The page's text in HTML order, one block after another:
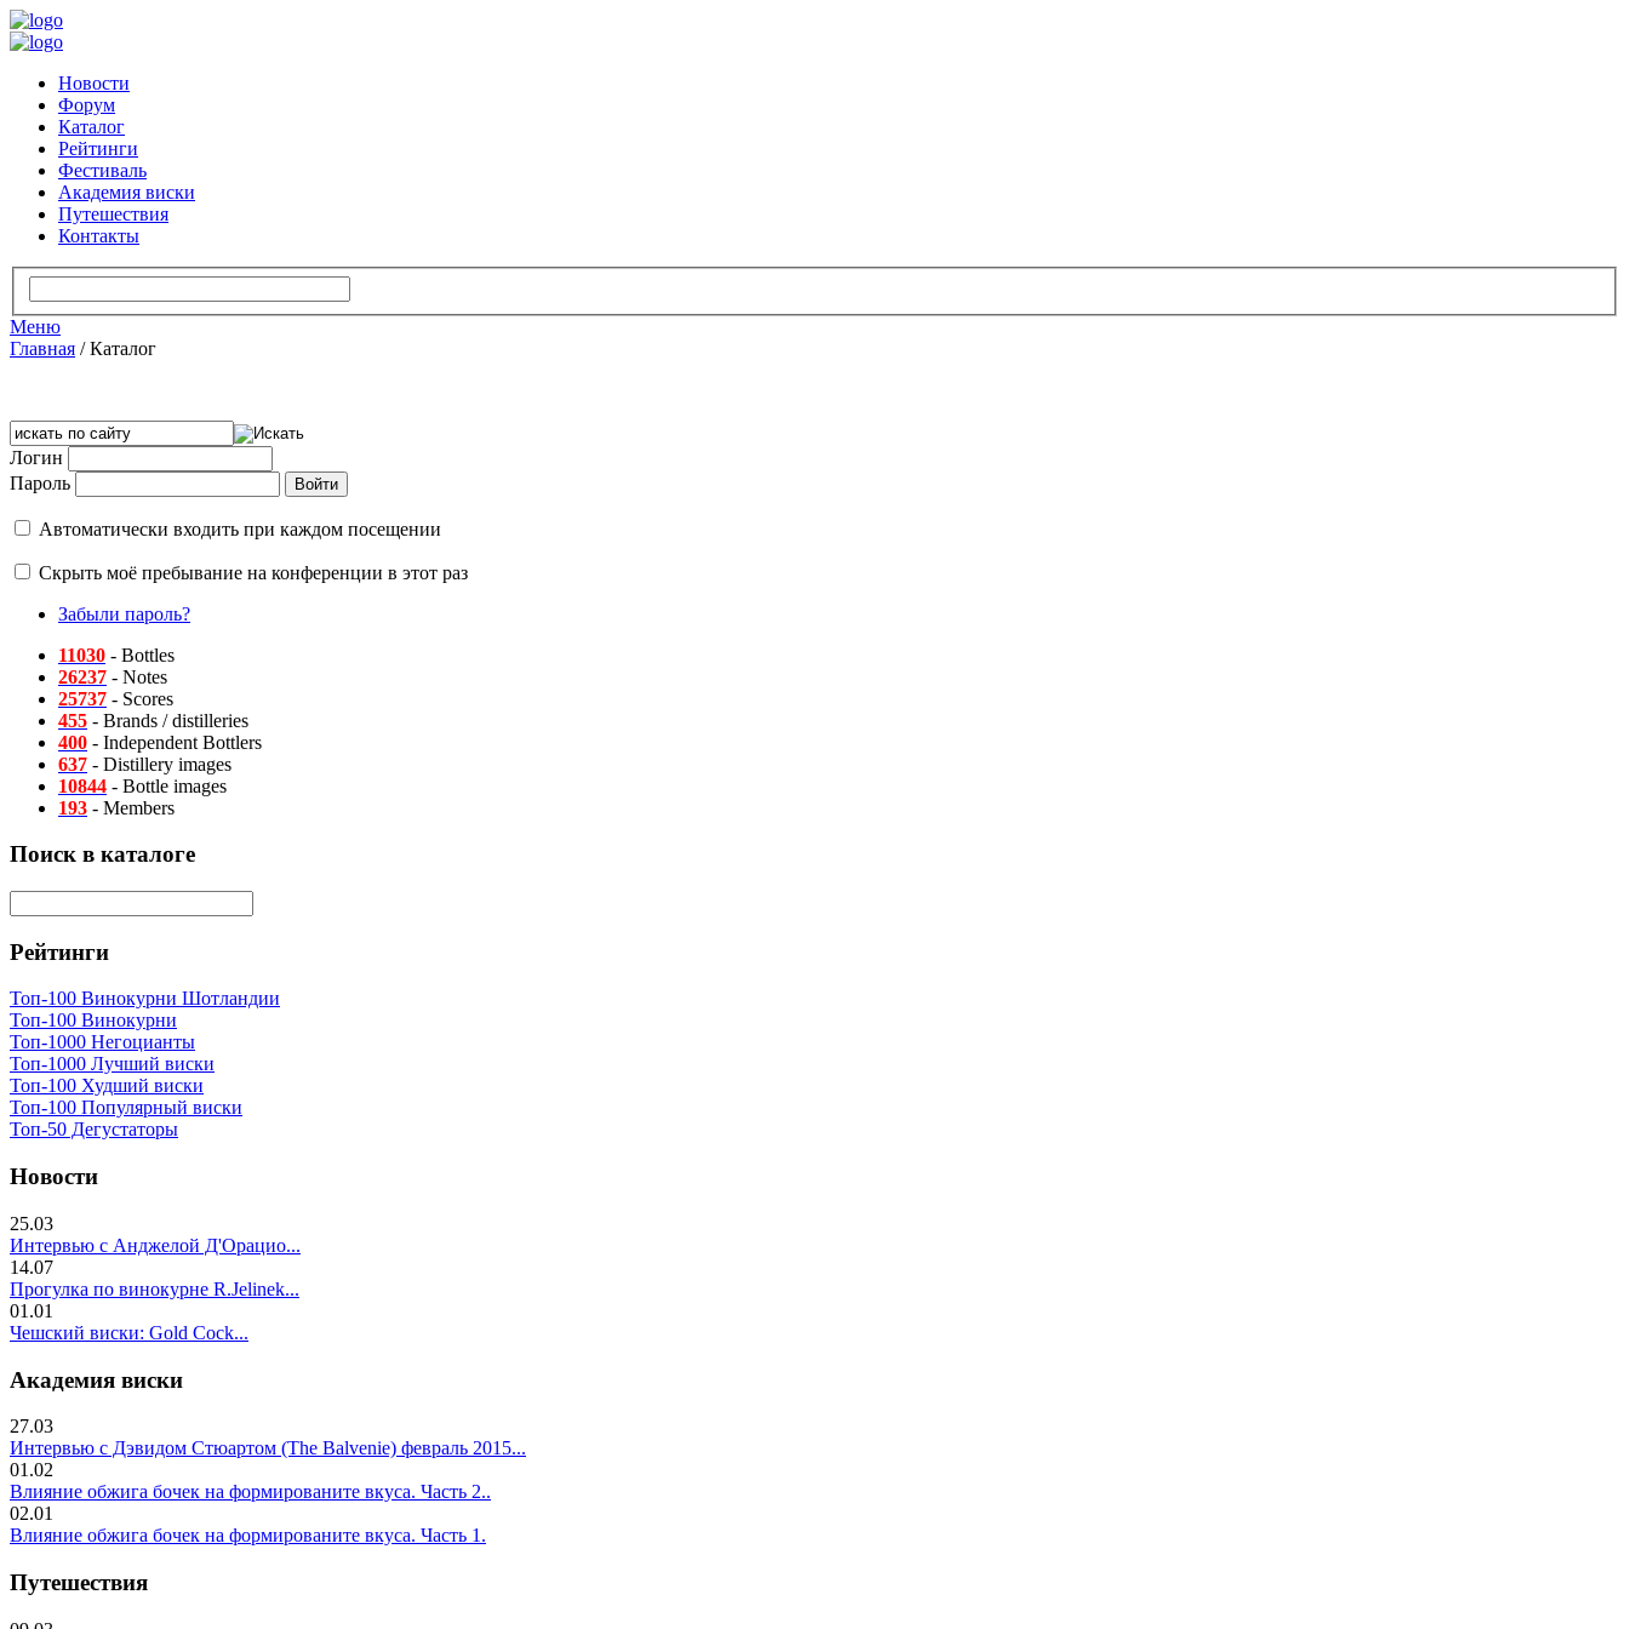
Новости
Форум
Каталог
Рейтинги
Фестиваль
Академия виски
Путешествия
Контакты
Меню
Главная /Каталог
Логин
Пароль
Автоматически входить при каждом посещении
Скрыть моё пребывание на конференции в этот раз
Забыли пароль?
11030 - Bottles
26237 - Notes
25737 - Scores
455 - Brands / distilleries
400 - Independent Bottlers
637 - Distillery images
10844 - Bottle images
193 - Members
Поиск в каталоге
Рейтинги
Топ-100 Винокурни Шотландии
Топ-100 Винокурни
Топ-1000 Негоцианты
Топ-1000 Лучший виски
Топ-100 Худший виски
Топ-100 Популярный виски
Топ-50 Дегустаторы
Новости
25.03
Интервью с Анджелой Д'Орацио...
14.07
Прогулка по винокурне R.Jelinek...
01.01
Чешский виски: Gold Cock...
Академия виски
27.03
Интервью с Дэвидом Стюартом (The Balvenie) февраль 2015...
01.02
Влияние обжига бочек на формированите вкуса. Часть 2..
02.01
Влияние обжига бочек на формированите вкуса. Часть 1.
Путешествия